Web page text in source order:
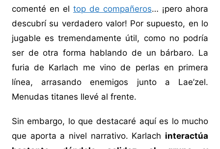
comenté en el top de compañeros… ¡pero ahora
descubrí su verdadero valor! Por supuesto, en lo
jugable es tremendamente útil, como no podría
ser de otra forma hablando de un bárbaro. La
furia de Karlach me vino de perlas en primera
línea, arrasando enemigos junto a Lae’zel.
Menudas titanes llevé al frente.
Sin embargo, lo que destacaré aquí es lo mucho
que aporta a nivel narrativo. Karlach interactúa